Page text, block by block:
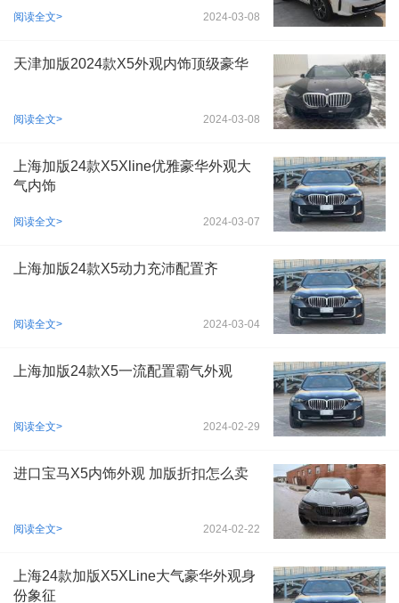
2024-03-08
阅读全文>
天津加版2024款X5外观内饰顶级豪华
2024-03-08
阅读全文>
上海加版24款X5Xline优雅豪华外观大
气内饰
2024-03-07
阅读全文>
上海加版24款X5动力充沛配置齐
2024-03-04
阅读全文>
上海加版24款X5一流配置霸气外观
2024-02-29
阅读全文>
进口宝马X5内饰外观 加版折扣怎么卖
2024-02-22
阅读全文>
上海24款加版X5XLine大气豪华外观身
份象征